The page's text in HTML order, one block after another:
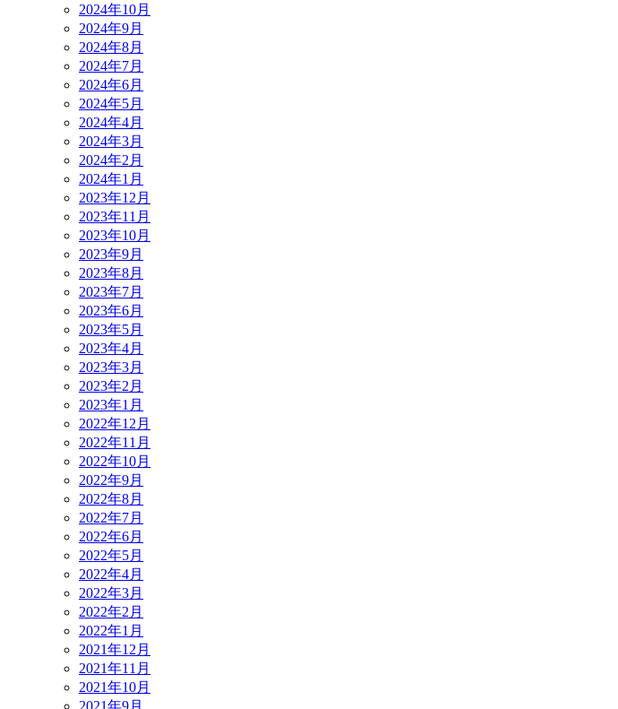
2024年10月
2024年9月
2024年8月
2024年7月
2024年6月
2024年5月
2024年4月
2024年3月
2024年2月
2024年1月
2023年12月
2023年11月
2023年10月
2023年9月
2023年8月
2023年7月
2023年6月
2023年5月
2023年4月
2023年3月
2023年2月
2023年1月
2022年12月
2022年11月
2022年10月
2022年9月
2022年8月
2022年7月
2022年6月
2022年5月
2022年4月
2022年3月
2022年2月
2022年1月
2021年12月
2021年11月
2021年10月
2021年9月